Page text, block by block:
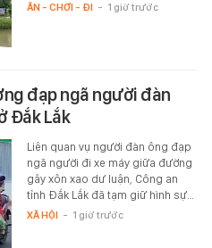
ĂN - CHƠI - ĐI - 1 giờ trước
đạp ngã người đàn
Đắk Lắk
Liên quan vụ người đàn ông đạp
ngã người đi xe máy giữa đường
gây xôn xao dư luận, Công an
tỉnh Đắk Lắk đã tạm giữ hình sự…
XÃ HỘI - 1 giờ trước